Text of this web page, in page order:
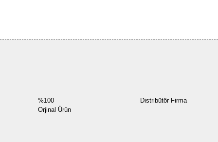
%100
Orjinal Ürün
Distribütör Firma